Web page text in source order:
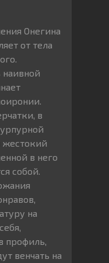
Онегина
от тела
наивной
в
жестокий
в него
собой.
на
профиль,
венчать на